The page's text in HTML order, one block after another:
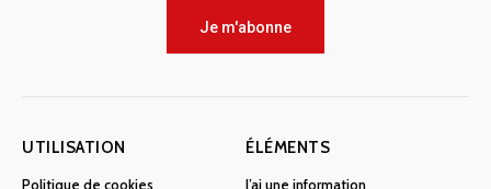
Je m'abonne
UTILISATION
Politique de cookies
ÉLÉMENTS
J’ai une information